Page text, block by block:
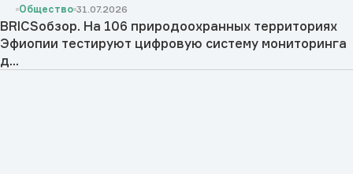
Общество 31.07.2026
BRICSобзор. На 106 природоохранных территориях
Эфиопии тестируют цифровую систему мониторинга
д...